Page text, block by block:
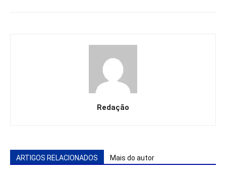
Redação
ARTIGOS RELACIONADOS Mais do autor